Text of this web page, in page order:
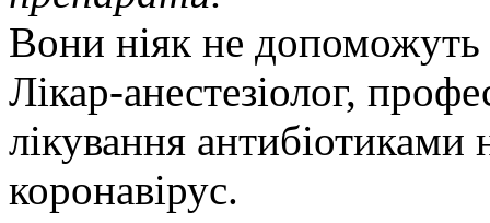
Вони ніяк не допоможуть
Лікар-анестезіолог,
лікування
коронавірус.